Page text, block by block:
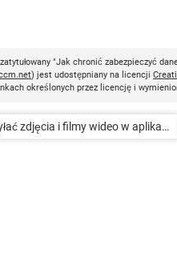
"Jak chronić zabezpieczyć
) jest udostępniany na licencji
określonych przez licencję i
zdjęcia i filmy wideo w aplikacji